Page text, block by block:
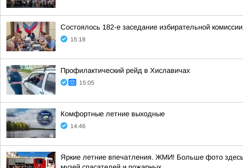
Состоялось 182-е заседание избирательной
15:18
Профилактический рейд в Хиславичах
15:05
Комфортные летние выходные
14:46
Яркие летние впечатления. ЖМИ! Больше фото